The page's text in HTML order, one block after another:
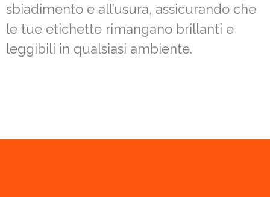
sbiadimento e all’usura, assicurando che
le tue etichette rimangano brillanti e
leggibili in qualsiasi ambiente.